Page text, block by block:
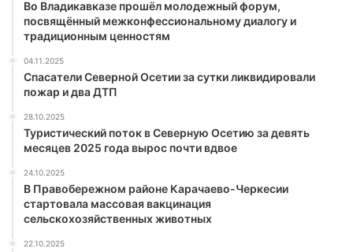
Во Владикавказе прошёл молодежный форум,
посвящённый межконфессиональному диалогу и
традиционным ценностям
04.11.2025
Спасатели Северной Осетии за сутки ликвидировали
пожар и два ДТП
28.10.2025
Туристический поток в Северную Осетию за девять
месяцев 2025 года вырос почти вдвое
24.10.2025
В Правобережном районе Карачаево-Черкесии
стартовала массовая вакцинация
сельскохозяйственных животных
22.10.2025